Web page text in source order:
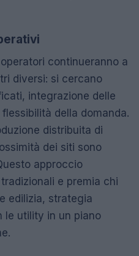
continueranno a
diversi: si cercano
integrazione delle
della domanda.
distribuita di
dei siti sono
approccio
e premia chi
edilizia, strategia
le utility in un piano